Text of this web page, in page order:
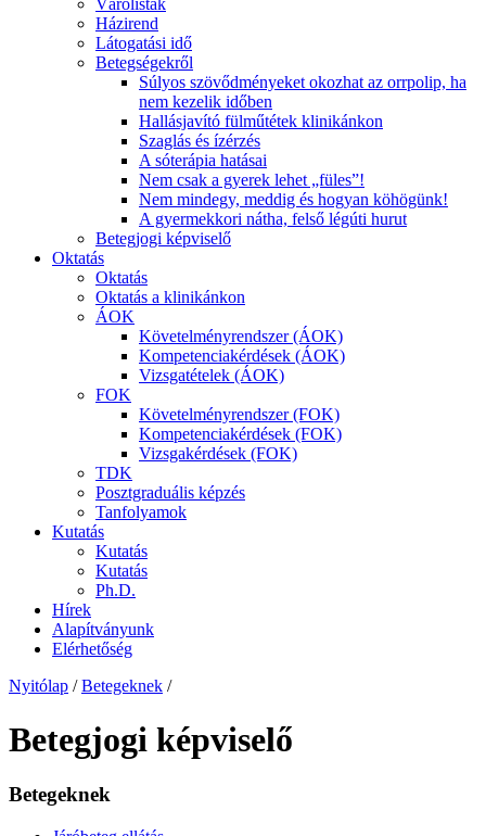
Várólisták
Házirend
Látogatási idő
Betegségekről
Súlyos szövődményeket okozhat az orrpolip, ha
nem kezelik időben
Hallásjavító fülműtétek klinikánkon
Szaglás és ízérzés
A sóterápia hatásai
Nem csak a gyerek lehet „füles”!
Nem mindegy, meddig és hogyan köhögünk!
A gyermekkori nátha, felső légúti hurut
Betegjogi képviselő
Oktatás
Oktatás
Oktatás a klinikánkon
ÁOK
Követelményrendszer (ÁOK)
Kompetenciakérdések (ÁOK)
Vizsgatételek (ÁOK)
FOK
Követelményrendszer (FOK)
Kompetenciakérdések (FOK)
Vizsgakérdések (FOK)
TDK
Posztgraduális képzés
Tanfolyamok
Kutatás
Kutatás
Kutatás
Ph.D.
Hírek
Alapítványunk
Elérhetőség
Nyitólap / Betegeknek /
Betegjogi képviselő
Betegeknek